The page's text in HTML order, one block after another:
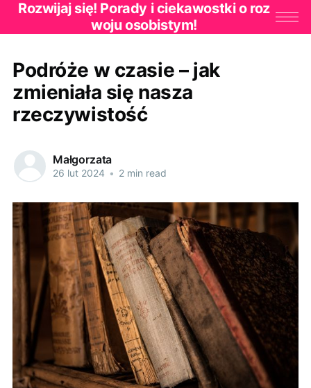
Rozwijaj się! Porady i ciekawostki o roz
woju osobistym!
Podróże w czasie – jak
zmieniała się nasza
rzeczywistość
Małgorzata
26 lut 2024 • 2 min read